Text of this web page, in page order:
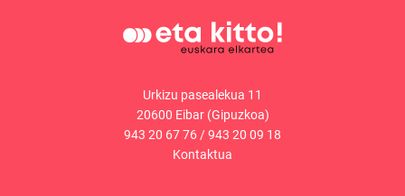
Urkizu pasealekua 11
20600 Eibar (Gipuzkoa)
943 20 67 76/943 20 09 18
Kontaktua